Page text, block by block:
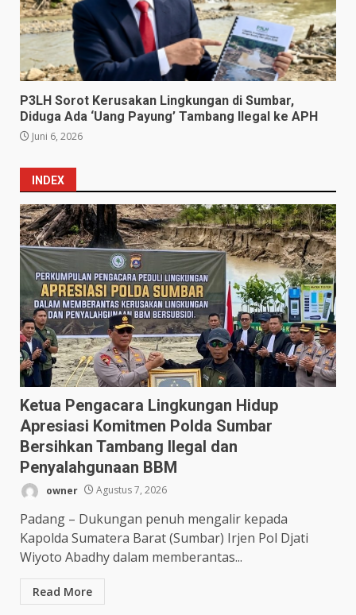
P3LH Sorot Kerusakan Lingkungan di Sumbar,
Diduga Ada ‘Uang Payung’ Tambang Ilegal ke APH
Juni 6, 2026
INDEX
Ketua Pengacara Lingkungan Hidup
Apresiasi Komitmen Polda Sumbar
Bersihkan Tambang Ilegal dan
Penyalahgunaan BBM
owner Agustus 7, 2026
Padang – Dukungan penuh mengalir kepada
Kapolda Sumatera Barat (Sumbar) Irjen Pol Djati
Wiyoto Abadhy dalam memberantas...
Read More